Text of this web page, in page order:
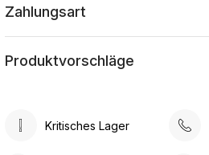
Zahlungsart
Produktvorschläge
Kritisches Lager